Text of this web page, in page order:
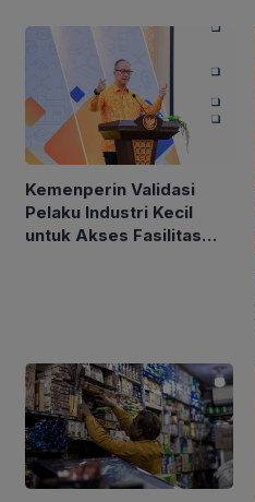
Kemenperin Validasi
Pelaku Industri Kecil
untuk Akses Fasilitas